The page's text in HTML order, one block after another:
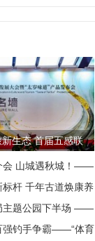
生态 首届五感联
展大...
会 山城遇秋城！——
杆 千年古道焕康养
主题公园下半场 ——
强钓手争霸——“体育